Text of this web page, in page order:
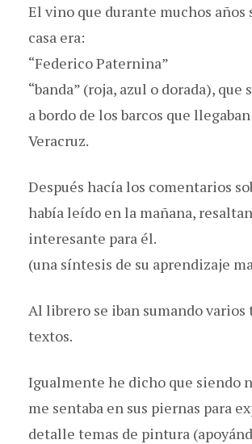
El vino que durante muchos años
casa era:
“Federico Paternina”
“banda” (roja, azul o dorada), que
a bordo de los barcos que
Veracruz.
Después hacía los comentarios
había leído en la mañana,
interesante para él.
(una síntesis de su aprendizaje
Al librero se iban sumando varios
textos.
Igualmente he dicho que siendo
me sentaba en sus piernas para
detalle temas de pintura